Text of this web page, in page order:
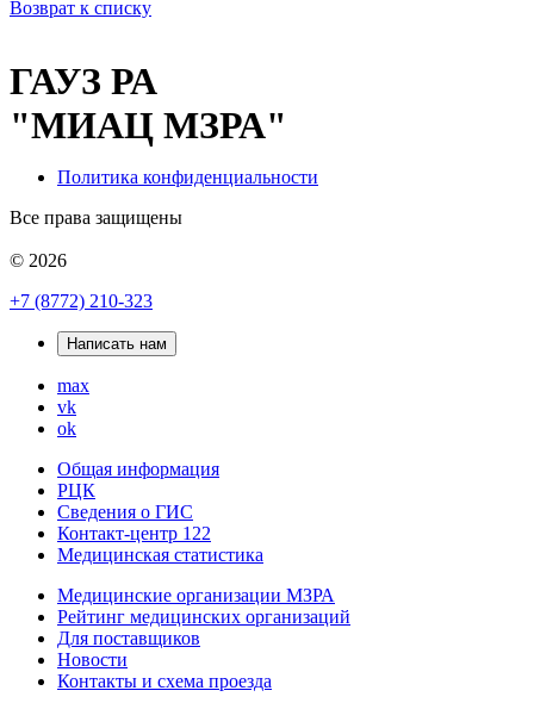
Возврат к списку
ГАУЗ РА
"МИАЦ МЗРА"
Политика конфиденциальности
Все права защищены
© 2026
+7 (8772) 210-323
Написать нам
max
vk
ok
Общая информация
РЦК
Сведения о ГИС
Контакт-центр 122
Медицинская статистика
Медицинские организации МЗРА
Рейтинг медицинских организаций
Для поставщиков
Новости
Контакты и схема проезда